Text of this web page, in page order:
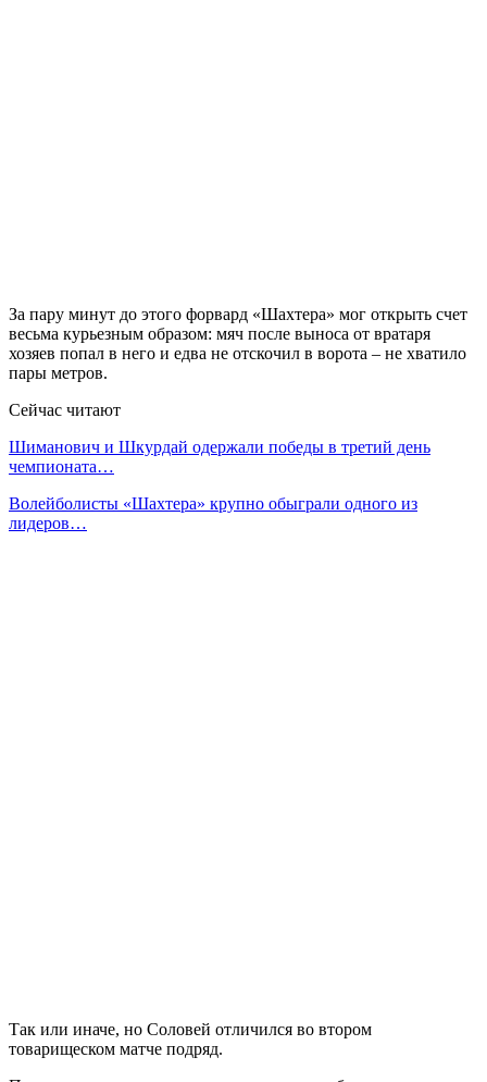
За пару минут до этого форвард «Шахтера» мог открыть счет
весьма курьезным образом: мяч после выноса от вратаря
хозяев попал в него и едва не отскочил в ворота – не хватило
пары метров.
Сейчас читают
Шиманович и Шкурдай одержали победы в третий день
чемпионата…
Волейболисты «Шахтера» крупно обыграли одного из
лидеров…
Так или иначе, но Соловей отличился во втором
товарищеском матче подряд.